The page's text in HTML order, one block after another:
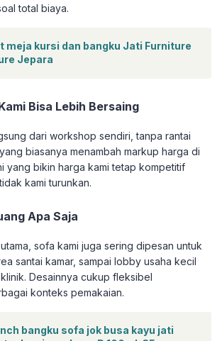
total biaya.
meja kursi dan bangku Jati Furniture
Jepara
Bisa Lebih Bersaing
dari workshop sendiri, tanpa rantai
biasanya menambah markup harga di
yang bikin harga kami tetap kompetitif
kami turunkan.
Apa Saja
sofa kami juga sering dipesan untuk
santai kamar, sampai lobby usaha kecil
Desainnya cukup fleksibel
konteks pemakaian.
bangku sofa jok busa kayu jati